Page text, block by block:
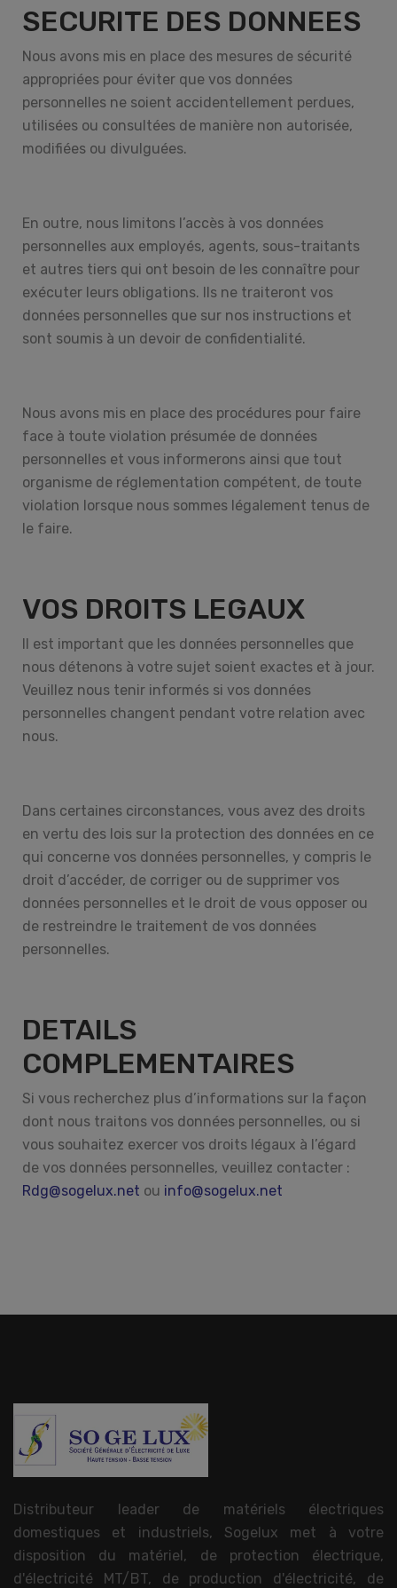
SECURITE DES DONNEES
Nous avons mis en place des mesures de sécurité
appropriées pour éviter que vos données
personnelles ne soient accidentellement perdues,
utilisées ou consultées de manière non autorisée,
modifiées ou divulguées.
En outre, nous limitons l’accès à vos données
personnelles aux employés, agents, sous-traitants
et autres tiers qui ont besoin de les connaître pour
exécuter leurs obligations. Ils ne traiteront vos
données personnelles que sur nos instructions et
sont soumis à un devoir de confidentialité.
Nous avons mis en place des procédures pour faire
face à toute violation présumée de données
personnelles et vous informerons ainsi que tout
organisme de réglementation compétent, de toute
violation lorsque nous sommes légalement tenus de
le faire.
VOS DROITS LEGAUX
Il est important que les données personnelles que
nous détenons à votre sujet soient exactes et à jour.
Veuillez nous tenir informés si vos données
personnelles changent pendant votre relation avec
nous.
Dans certaines circonstances, vous avez des droits
en vertu des lois sur la protection des données en ce
qui concerne vos données personnelles, y compris le
droit d’accéder, de corriger ou de supprimer vos
données personnelles et le droit de vous opposer ou
de restreindre le traitement de vos données
personnelles.
DETAILS
COMPLEMENTAIRES
Si vous recherchez plus d’informations sur la façon
dont nous traitons vos données personnelles, ou si
vous souhaitez exercer vos droits légaux à l’égard
de vos données personnelles, veuillez contacter :
Rdg@sogelux.net ou info@sogelux.net
Distributeur leader de matériels électriques
domestiques et industriels, Sogelux met à votre
disposition du matériel, de protection électrique,
d'électricité MT/BT, de production d'électricité, de